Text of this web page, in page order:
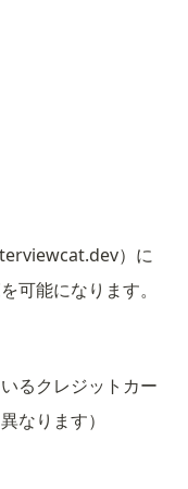
）に
可能になります。
るクレジットカー
なります）